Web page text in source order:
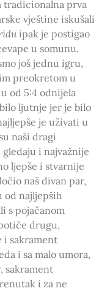
tradicionalna prva
vještine iskušali
ipak je postigao
u somunu.
još jednu igru,
preokretom u
od 5:4 odnijela
ljutnje jer je bilo
je uživati u
naši dragi
i najvažnije
ljepše i stvarnije
naš divan par,
od najljepših
s pojačanom
drugu,
i sakrament
i sa malo umora,
sakrament
i za ne